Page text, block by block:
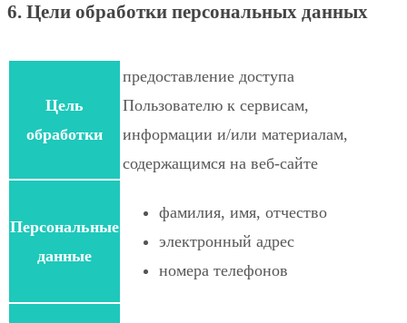
6. Цели обработки персональных данных
Цель
обработки
предоставление доступа
Пользователю к сервисам,
информации и/или материалам,
содержащимся на веб-сайте
Персональные
данные
фамилия, имя, отчество
электронный адрес
номера телефонов